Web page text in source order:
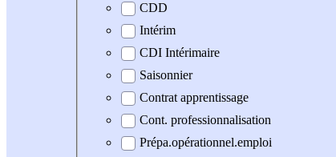
CDD
Intérim
CDI Intérimaire
Saisonnier
Contrat apprentissage
Cont. professionnalisation
Prépa.opérationnel.emploi